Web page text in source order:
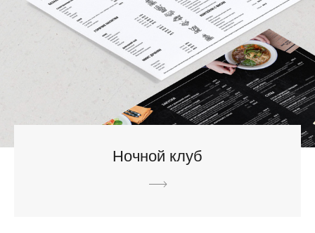
Ночной клуб